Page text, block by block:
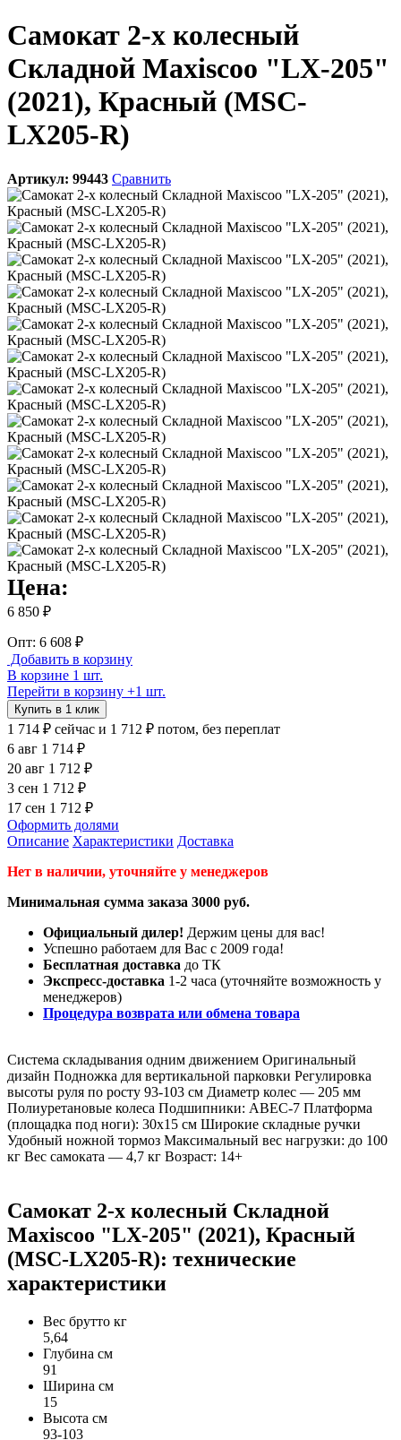
Самокат 2-х колесный
Складной Maxiscoo "LX-205"
(2021), Красный (MSC-
LX205-R)
Артикул: 99443 Сравнить
Цена:
6 850 ₽
Опт: 6 608 ₽
Добавить в корзину
В корзине 1 шт.
Перейти в корзину +1 шт.
Купить в 1 клик
1 714 ₽ сейчас и 1 712 ₽ потом, без переплат
6 авг 1 714 ₽
20 авг 1 712 ₽
3 сен 1 712 ₽
17 сен 1 712 ₽
Оформить долями
Описание Характеристики Доставка
Нет в наличии, уточняйте у менеджеров
Минимальная сумма заказа 3000 руб.
Официальный дилер! Держим цены для вас!
Успешно работаем для Вас с 2009 года!
Бесплатная доставка до ТК
Экспресс-доставка 1-2 часа (уточняйте возможность у
менеджеров)
Процедура возврата или обмена товара
Система складывания одним движением Оригинальный
дизайн Подножка для вертикальной парковки Регулировка
высоты руля по росту 93-103 см Диаметр колес — 205 мм
Полиуретановые колеса Подшипники: ABEC-7 Платформа
(площадка под ноги): 30х15 см Широкие складные ручки
Удобный ножной тормоз Максимальный вес нагрузки: до 100
кг Вес самоката — 4,7 кг Возраст: 14+
Самокат 2-х колесный Складной
Maxiscoo "LX-205" (2021), Красный
(MSC-LX205-R): технические
характеристики
Вес брутто кг
5,64
Глубина см
91
Ширина см
15
Высота см
93-103